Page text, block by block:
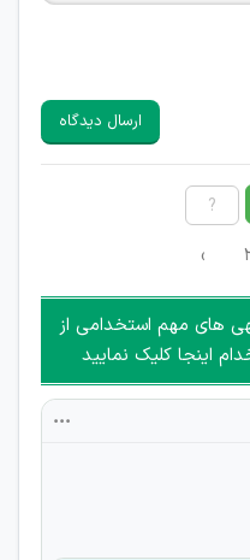
ندارد.
هر طریقی قصد مأیوس کردن
افراد (مسئول و غیر مسئول)
حضوری چه به صورت دسته
ندارد.
ارسال دیدگاه
›
های مهم استخدامی از
اینجا کلیک نمایید